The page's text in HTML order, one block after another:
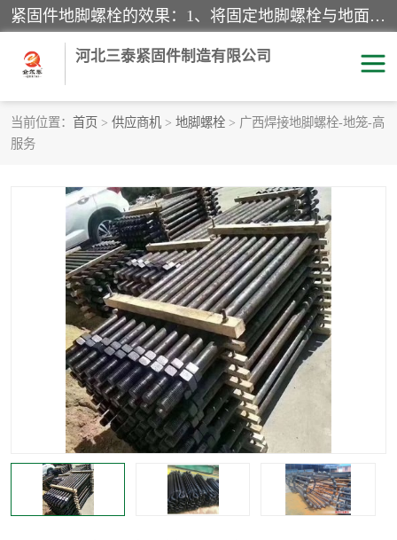
紧固件地脚螺栓的效果：1、将固定地脚螺栓与地面用水泥等物品灌溉在一起，可用来固定较小振荡和冲击的设备。2、活动地脚是一种可拆卸的地脚螺栓，可以固定有激烈振荡和冲击的大型机器设备。3、胀锚地脚螺栓用于固定比较简略且重量轻的设备，辅佐设备长期处于静止状态下。4、粘接地脚螺栓为一种使用广泛且常见的设备，它也是用来固定简略设备的小件。
河北三泰紧固件制造有限公司
当前位置： 首页 > 供应商机 > 地脚螺栓 > 广西焊接地脚螺栓-地笼-高
服务
地脚螺栓
拉杆
悬挑梁拉杆
高强度